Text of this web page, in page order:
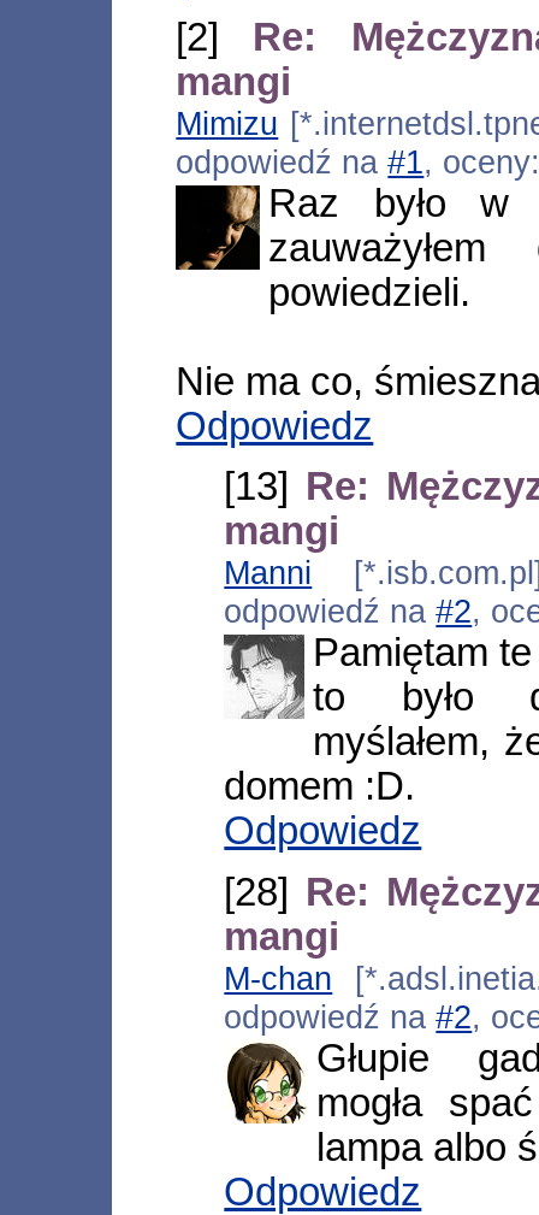
[2] Re:
mangi
Mimizu
odpowiedź na#1,
Raz było w
powiedzieli.
Nie ma co,
Odpowiedz
[13] Re:
mangi
Manni
odpowiedź na#2,
Pamiętam
to było
myślałem,
domem :D.
Odpowiedz
[28] Re:
mangi
M-chan
odpowiedź na#2,
Głupie
mogła
lampa albo
Odpowiedz